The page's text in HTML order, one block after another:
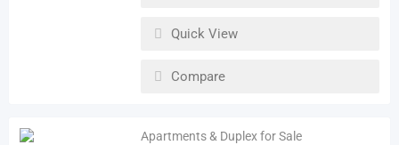
Quick View
Compare
Apartments & Duplex for Sale